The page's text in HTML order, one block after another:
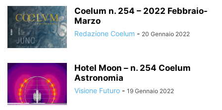
Coelum n. 254 – 2022 Febbraio-
Marzo
Redazione Coelum - 20 Gennaio 2022
Hotel Moon – n. 254 Coelum
Astronomia
Visione Futuro - 19 Gennaio 2022